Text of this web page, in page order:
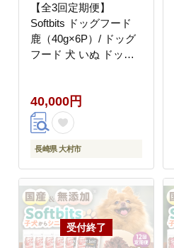
【全3回定期便】
Softbits ドッグフード
鹿（40g×6P）/ ドッグ
フード 犬 いぬ ドッグ
[ACAM034]
40,000円
長崎県 大村市